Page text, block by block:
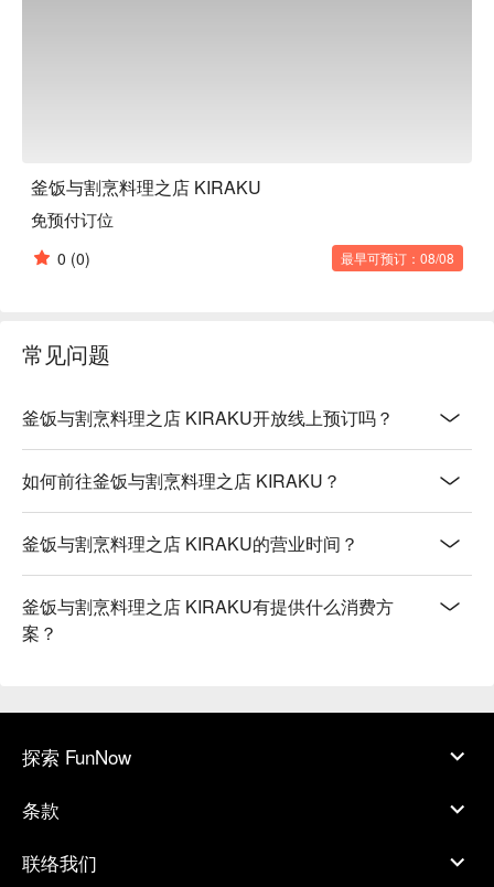
釜饭与割烹料理之店 KIRAKU
免预付订位
0 (0) 最早可预订：08/08
常见问题
釜饭与割烹料理之店 KIRAKU开放线上预订吗？
如何前往釜饭与割烹料理之店 KIRAKU？
釜饭与割烹料理之店 KIRAKU的营业时间？
釜饭与割烹料理之店 KIRAKU有提供什么消费方
案？
探索 FunNow
条款
联络我们